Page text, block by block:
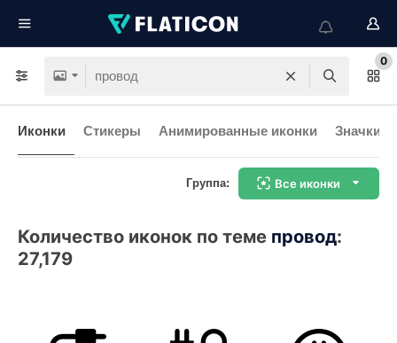
0
Иконки Стикеры Анимированные иконки Значки
Группа: Все иконки
Количество иконок по теме провод:
27,179